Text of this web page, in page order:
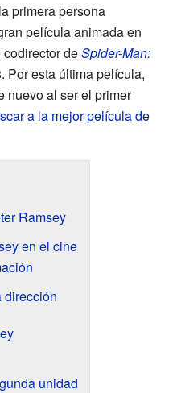
primera persona
película animada en
deSpider-Man:
Por esta última película,
nuevo al ser el primer
a la mejor película de
Ramsey
en el cine
dirección
unidad